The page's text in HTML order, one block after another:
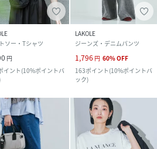
ソー・Tシャツ
円
イント(10%ポイントバ
LAKOLE
ジーンズ・デニムパンツ
1,796 円 60%OFF
163ポイント(10%ポイントバ
ック)